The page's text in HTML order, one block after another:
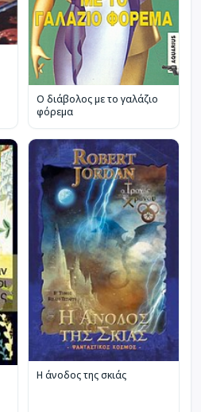
Ο διάβολος με το γαλάζιο
φόρεμα
Η άνοδος της σκιάς